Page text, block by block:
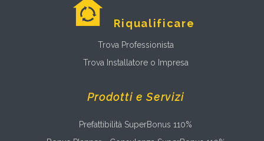
Riqualificare
Trova Professionista
Trova Installatore o Impresa
Prodotti e Servizi
Prefattibilità SuperBonus 110%